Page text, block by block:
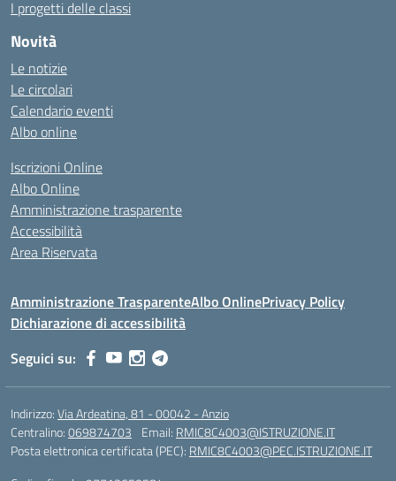
I progetti delle classi
Novità
Le notizie
Le circolari
Calendario eventi
Albo online
Iscrizioni Online
Albo Online
Amministrazione trasparente
Accessibilità
Area Riservata
Amministrazione TrasparenteAlbo OnlinePrivacy Policy
Dichiarazione di accessibilità
Seguici su:
Indirizzo:Via Ardeatina, 81 - 00042 - Anzio
Centralino:069874703 Email: RMIC8C4003@ISTRUZIONE.IT
Posta elettronica certificata (PEC): RMIC8C4003@PEC.ISTRUZIONE.IT